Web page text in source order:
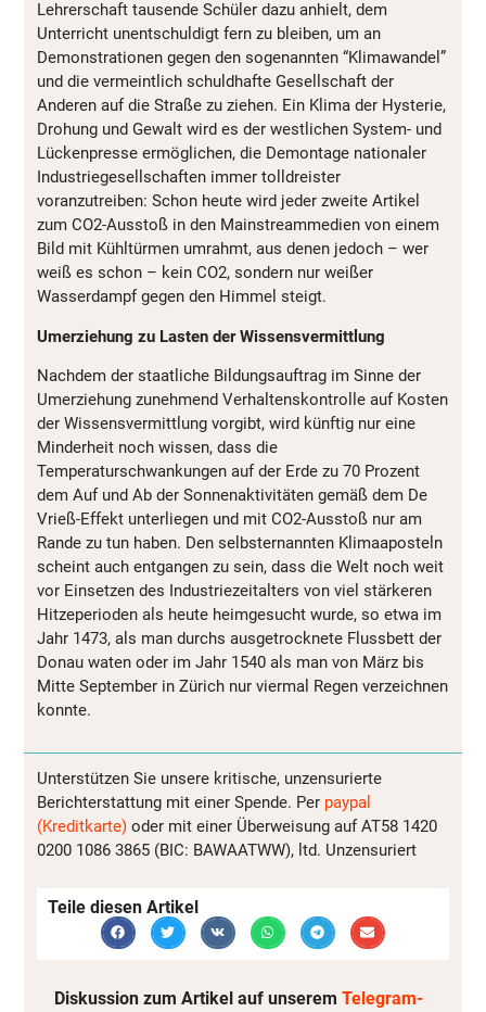
Lehrerschaft tausende Schüler dazu anhielt, dem
Unterricht unentschuldigt fern zu bleiben, um an
Demonstrationen gegen den sogenannten “Klimawandel”
und die vermeintlich schuldhafte Gesellschaft der
Anderen auf die Straße zu ziehen. Ein Klima der Hysterie,
Drohung und Gewalt wird es der westlichen System- und
Lückenpresse ermöglichen, die Demontage nationaler
Industriegesellschaften immer tolldreister
voranzutreiben: Schon heute wird jeder zweite Artikel
zum CO2-Ausstoß in den Mainstreammedien von einem
Bild mit Kühltürmen umrahmt, aus denen jedoch – wer
weiß es schon – kein CO2, sondern nur weißer
Wasserdampf gegen den Himmel steigt.
Umerziehung zu Lasten der Wissensvermittlung
Nachdem der staatliche Bildungsauftrag im Sinne der
Umerziehung zunehmend Verhaltenskontrolle auf Kosten
der Wissensvermittlung vorgibt, wird künftig nur eine
Minderheit noch wissen, dass die
Temperaturschwankungen auf der Erde zu 70 Prozent
dem Auf und Ab der Sonnenaktivitäten gemäß dem De
Vrieß-Effekt unterliegen und mit CO2-Ausstoß nur am
Rande zu tun haben. Den selbsternannten Klimaaposteln
scheint auch entgangen zu sein, dass die Welt noch weit
vor Einsetzen des Industriezeitalters von viel stärkeren
Hitzeperioden als heute heimgesucht wurde, so etwa im
Jahr 1473, als man durchs ausgetrocknete Flussbett der
Donau waten oder im Jahr 1540 als man von März bis
Mitte September in Zürich nur viermal Regen verzeichnen
konnte.
Unterstützen Sie unsere kritische, unzensurierte
Berichterstattung mit einer Spende. Per paypal
(Kreditkarte) oder mit einer Überweisung auf AT58 1420
0200 1086 3865 (BIC: BAWAATWW), ltd. Unzensuriert
Teile diesen Artikel
Diskussion zum Artikel auf unserem Telegram-